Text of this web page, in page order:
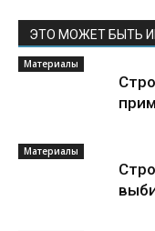
ЭТО МОЖЕТ БЫТЬ
Материалы
Материалы